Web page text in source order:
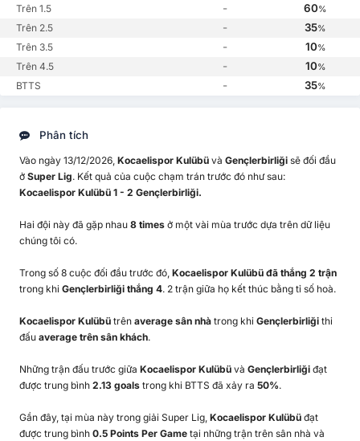
Trên 1.5 - 60%
Trên 2.5 - 35%
Trên 3.5 - 10%
Trên 4.5 - 10%
BTTS - 35%
Phân tích
Vào ngày 13/12/2026, Kocaelispor Kulübü và Gençlerbirliği sẽ đối đầu
ở Super Lig. Kết quả của cuộc chạm trán trước đó như sau:
Kocaelispor Kulübü 1 - 2 Gençlerbirliği.
Hai đội này đã gặp nhau 8 times ở một vài mùa trước dựa trên dữ liệu
chúng tôi có.
Trong số 8 cuộc đối đầu trước đó, Kocaelispor Kulübü đã thắng 2 trận
trong khi Gençlerbirliği thắng 4. 2 trận giữa họ kết thúc bằng tỉ số hoà.
Kocaelispor Kulübü trên average sân nhà trong khi Gençlerbirliği thi
đấu average trên sân khách.
Những trận đấu trước giữa Kocaelispor Kulübü và Gençlerbirliği đạt
được trung bình 2.13 goals trong khi BTTS đã xảy ra 50%.
Gần đây, tại mùa này trong giải Super Lig, Kocaelispor Kulübü đạt
được trung bình 0.5 Points Per Game tại những trận trên sân nhà và